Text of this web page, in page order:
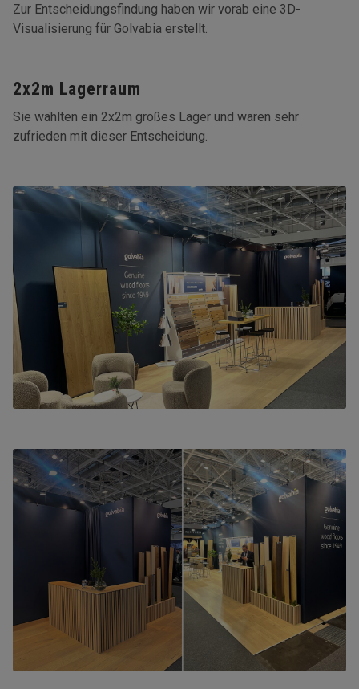
Zur Entscheidungsfindung haben wir vorab eine 3D-
Visualisierung für Golvabia erstellt.
2x2m Lagerraum
Sie wählten ein 2x2m großes Lager und waren sehr
zufrieden mit dieser Entscheidung.